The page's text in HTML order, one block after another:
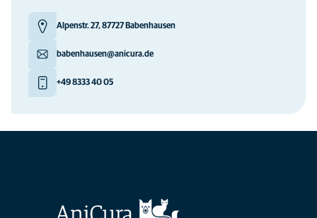
Alpenstr. 27, 87727 Babenhausen
babenhausen@anicura.de
+49 8333 40 05